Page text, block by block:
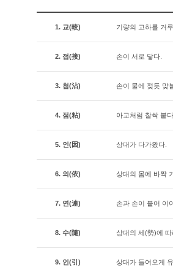
1. 교(較) 기량의 고하를 겨
2. 접(接) 손이 서로 닿다.
3. 첨(沾) 손이 물에 젖듯 맞
4. 점(粘) 아교처럼 찰싹 붙
5. 인(因) 상대가 다가왔다.
6. 의(依) 상대의 몸에 바짝
7. 연(連) 손과 손이 붙어 이
8. 수(隨) 상대의 세(勢)에
9. 인(引) 상대가 들어오게